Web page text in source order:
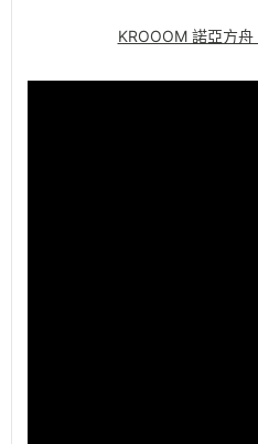
KROOOM 諾亞方